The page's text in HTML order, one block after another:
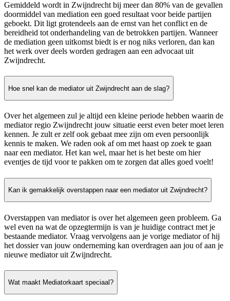
Gemiddeld wordt in Zwijndrecht bij meer dan 80% van de gevallen
doormiddel van mediation een goed resultaat voor beide partijen
geboekt. Dit ligt grotendeels aan de ernst van het conflict en de
bereidheid tot onderhandeling van de betrokken partijen. Wanneer
de mediation geen uitkomst biedt is er nog niks verloren, dan kan
het werk over deels worden gedragen aan een advocaat uit
Zwijndrecht.
Hoe snel kan de mediator uit Zwijndrecht aan de slag?
Over het algemeen zul je altijd een kleine periode hebben waarin de
mediator regio Zwijndrecht jouw situatie eerst even beter moet leren
kennen. Je zult er zelf ook gebaat mee zijn om even persoonlijk
kennis te maken. We raden ook af om met haast op zoek te gaan
naar een mediator. Het kan wel, maar het is het beste om hier
eventjes de tijd voor te pakken om te zorgen dat alles goed voelt!
Kan ik gemakkelijk overstappen naar een mediator uit Zwijndrecht?
Overstappen van mediator is over het algemeen geen probleem. Ga
wel even na wat de opzegtermijn is van je huidige contract met je
bestaande mediator. Vraag vervolgens aan je vorige mediator of hij
het dossier van jouw onderneming kan overdragen aan jou of aan je
nieuwe mediator uit Zwijndrecht.
Wat maakt Mediatorkaart speciaal?